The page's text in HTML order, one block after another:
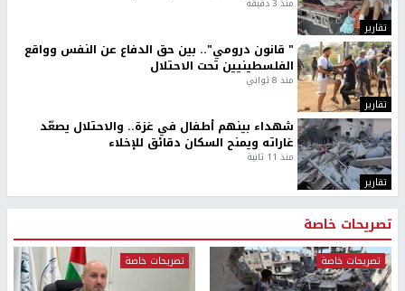
تقارير
تقارير
" قانون درومي".. بين حق الدفاع عن النفس وواقع
الفلسطينيين تحت الاحتلال
منذ 8 ثواني
تقارير
شهداء بينهم أطفال في غزة.. والاحتلال يصعّد
غاراته ويمنح السكان دقائق للإخلاء
منذ 11 ثانية
تصريحات خاصة
تصريحات خاصة تصريحات خاصة